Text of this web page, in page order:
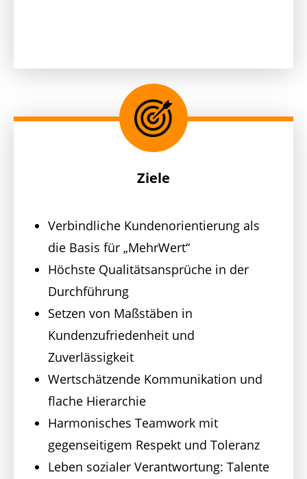
Ziele
Verbindliche Kundenorientierung als
die Basis für „MehrWert“
Höchste Qualitätsansprüche in der
Durchführung
Setzen von Maßstäben in
Kundenzufriedenheit und
Zuverlässigkeit
Wertschätzende Kommunikation und
flache Hierarchie
Harmonisches Teamwork mit
gegenseitigem Respekt und Toleranz
Leben sozialer Verantwortung: Talente